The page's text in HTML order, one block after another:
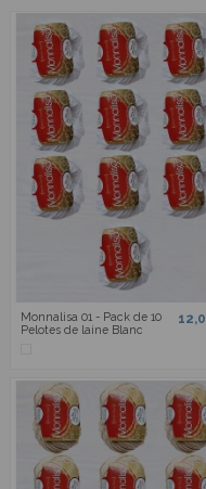
Monnalisa 01 - Pack de 10
Pelotes de laine Blanc